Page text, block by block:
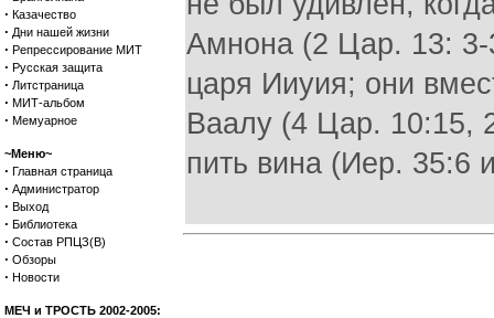
· Казачество
· Дни нашей жизни
· Репрессирование МИТ
· Русская защита
· Литстраница
· МИТ-альбом
· Мемуарное
~Меню~
· Главная страница
· Администратор
· Выход
· Библиотека
· Состав РПЦЗ(В)
· Обзоры
· Новости
МЕЧ и ТРОСТЬ 2002-2005:
Амнона (2 Цар. 13: 3-
царя Ииуия; они
Ваалу (4 Цар. 10:15,
пить вина (Иер. 35:6